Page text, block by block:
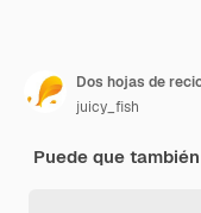
Dos hojas de
juicy_fish
Puede que